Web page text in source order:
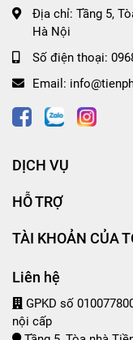
Địa chỉ: Tầng 5,
Hà Nội
Số điện thoại:
Email:
DỊCH VỤ
HỖ TRỢ
TÀI KHOẢN CỦA
Liên hệ
GPKD số
nội cấp